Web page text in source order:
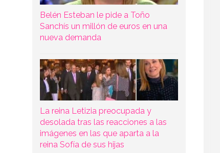
Belén Esteban le pide a Toño
Sanchís un millón de euros en una
nueva demanda
La reina Letizia preocupada y
desolada tras las reacciones a las
imágenes en las que aparta a la
reina Sofía de sus hijas